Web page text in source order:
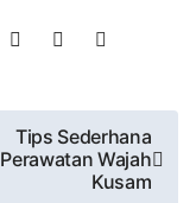
Tips Sederhana
Perawatan Wajah
Kusam